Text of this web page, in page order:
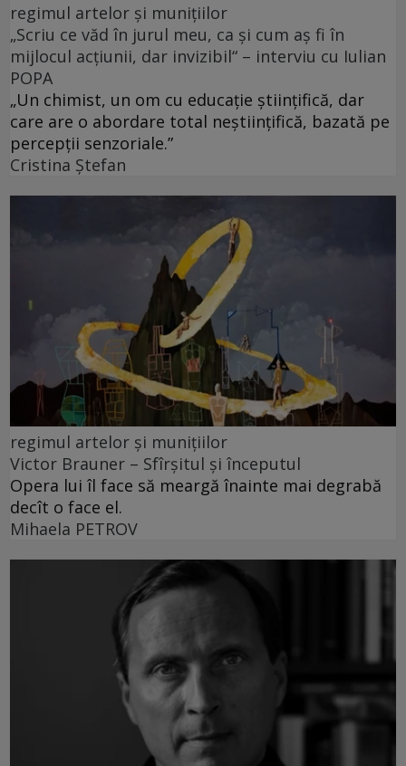
regimul artelor și munițiilor
„Scriu ce văd în jurul meu, ca și cum aș fi în
mijlocul acțiunii, dar invizibil“ – interviu cu Iulian
POPA
„Un chimist, un om cu educație științifică, dar
care are o abordare total neștiințifică, bazată pe
percepții senzoriale.”
Cristina Ștefan
regimul artelor și munițiilor
Victor Brauner – Sfîrșitul și începutul
Opera lui îl face să meargă înainte mai degrabă
decît o face el.
Mihaela PETROV